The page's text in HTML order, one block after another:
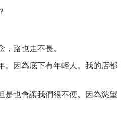
路也走不長。
因為底下有年輕人。 我的店都
是也會讓我們很不便。因為慾望